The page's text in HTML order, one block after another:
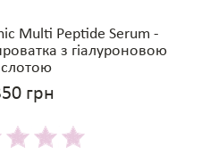
Multi Peptide Serum -
з гіалуроновою
грн